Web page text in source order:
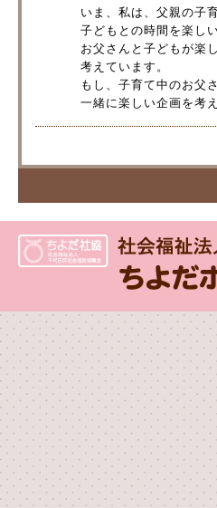
いま、私は、父親の子
子どもとの時間を楽し
お父さんと子どもが楽
考えています。
もし、子育て中のお父
一緒に楽しい企画を考